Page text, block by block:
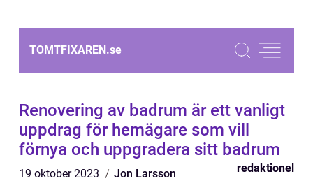
TOMTFIXAREN.se
Renovering av badrum är ett vanligt
uppdrag för hemägare som vill
förnya och uppgradera sitt badrum
19 oktober 2023 Jon Larsson redaktionel